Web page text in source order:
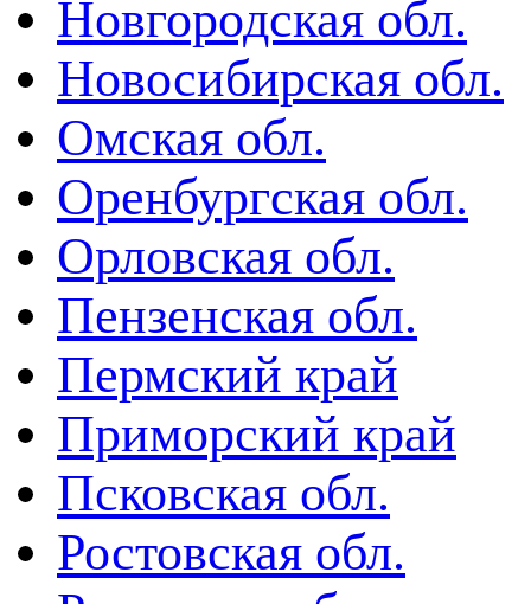
Новгородская обл.
Новосибирская обл.
Омская обл.
Оренбургская обл.
Орловская обл.
Пензенская обл.
Пермский край
Приморский край
Псковская обл.
Ростовская обл.